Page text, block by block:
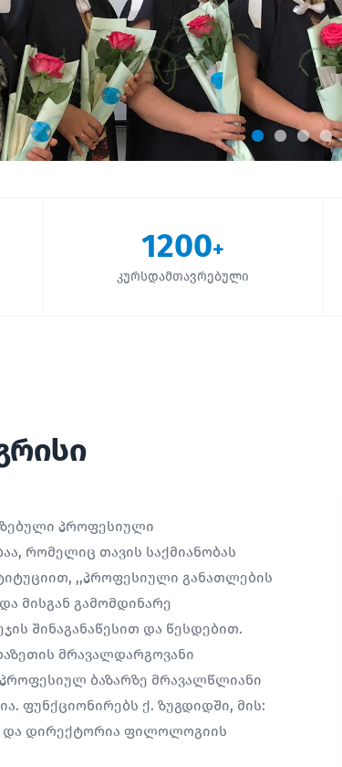
1200+
კურსდამთავრებული
პროფესიული
რომელიც თავის საქმიანობას
,,პროფესიული განათლების
მისგან გამომდინარე
შინაგანაწესით და წესდებით.
მრავალდარგოვანი
ბაზარზე მრავალწლიანი
ფუნქციონირებს ქ. ზუგდიდში, მის:
და დირექტორია ფილოლოგიის